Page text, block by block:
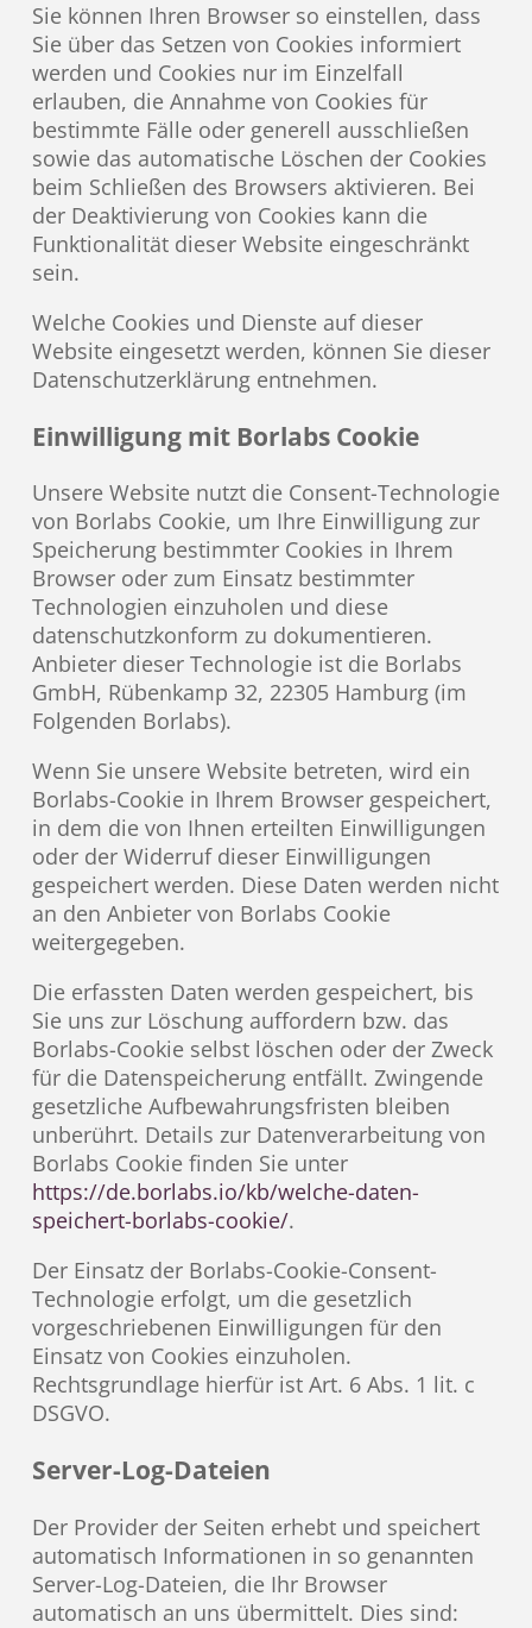
Sie können Ihren Browser so einstellen, dass
Sie über das Setzen von Cookies informiert
werden und Cookies nur im Einzelfall
erlauben, die Annahme von Cookies für
bestimmte Fälle oder generell ausschließen
sowie das automatische Löschen der Cookies
beim Schließen des Browsers aktivieren. Bei
der Deaktivierung von Cookies kann die
Funktionalität dieser Website eingeschränkt
sein.
Welche Cookies und Dienste auf dieser
Website eingesetzt werden, können Sie dieser
Datenschutzerklärung entnehmen.
Einwilligung mit Borlabs Cookie
Unsere Website nutzt die Consent-Technologie
von Borlabs Cookie, um Ihre Einwilligung zur
Speicherung bestimmter Cookies in Ihrem
Browser oder zum Einsatz bestimmter
Technologien einzuholen und diese
datenschutzkonform zu dokumentieren.
Anbieter dieser Technologie ist die Borlabs
GmbH, Rübenkamp 32, 22305 Hamburg (im
Folgenden Borlabs).
Wenn Sie unsere Website betreten, wird ein
Borlabs-Cookie in Ihrem Browser gespeichert,
in dem die von Ihnen erteilten Einwilligungen
oder der Widerruf dieser Einwilligungen
gespeichert werden. Diese Daten werden nicht
an den Anbieter von Borlabs Cookie
weitergegeben.
Die erfassten Daten werden gespeichert, bis
Sie uns zur Löschung auffordern bzw. das
Borlabs-Cookie selbst löschen oder der Zweck
für die Datenspeicherung entfällt. Zwingende
gesetzliche Aufbewahrungsfristen bleiben
unberührt. Details zur Datenverarbeitung von
Borlabs Cookie finden Sie unter
https://de.borlabs.io/kb/welche-daten-
speichert-borlabs-cookie/.
Der Einsatz der Borlabs-Cookie-Consent-
Technologie erfolgt, um die gesetzlich
vorgeschriebenen Einwilligungen für den
Einsatz von Cookies einzuholen.
Rechtsgrundlage hierfür ist Art. 6 Abs. 1 lit. c
DSGVO.
Server-Log-Dateien
Der Provider der Seiten erhebt und speichert
automatisch Informationen in so genannten
Server-Log-Dateien, die Ihr Browser
automatisch an uns übermittelt. Dies sind: